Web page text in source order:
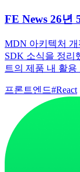
FE News 26년
MDN 아키텍처 개
SDK 소식을 정리
트의 제품 내 활
프론트엔드#React